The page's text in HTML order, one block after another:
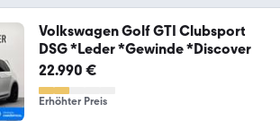
Volkswagen Golf GTI Clubsport
DSG *Leder *Gewinde *Discover
22.990 €
Erhöhter Preis